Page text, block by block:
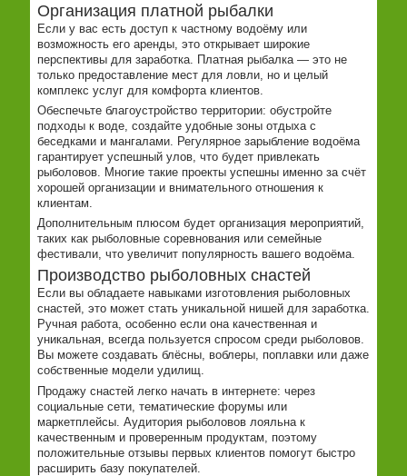
Организация платной рыбалки
Если у вас есть доступ к частному водоёму или
возможность его аренды, это открывает широкие
перспективы для заработка. Платная рыбалка — это не
только предоставление мест для ловли, но и целый
комплекс услуг для комфорта клиентов.
Обеспечьте благоустройство территории: обустройте
подходы к воде, создайте удобные зоны отдыха с
беседками и мангалами. Регулярное зарыбление водоёма
гарантирует успешный улов, что будет привлекать
рыболовов. Многие такие проекты успешны именно за счёт
хорошей организации и внимательного отношения к
клиентам.
Дополнительным плюсом будет организация мероприятий,
таких как рыболовные соревнования или семейные
фестивали, что увеличит популярность вашего водоёма.
Производство рыболовных снастей
Если вы обладаете навыками изготовления рыболовных
снастей, это может стать уникальной нишей для заработка.
Ручная работа, особенно если она качественная и
уникальная, всегда пользуется спросом среди рыболовов.
Вы можете создавать блёсны, воблеры, поплавки или даже
собственные модели удилищ.
Продажу снастей легко начать в интернете: через
социальные сети, тематические форумы или
маркетплейсы. Аудитория рыболовов лояльна к
качественным и проверенным продуктам, поэтому
положительные отзывы первых клиентов помогут быстро
расширить базу покупателей.